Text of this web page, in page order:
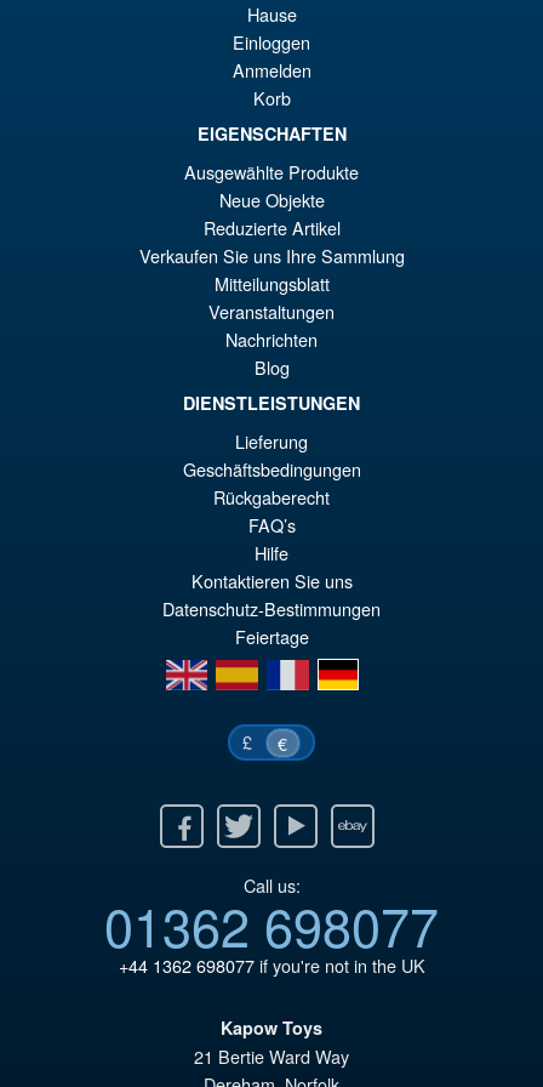
Bandai Spirits S.H.Figuarts
Dragon Ball Super: Broly -
Super- Action Figure
PRE ORDENA
S.H.MonsterArts Godzilla
Minus Zero (2026) Godzilla
PRE ORDENA
Hause
Einloggen
Anmelden
Korb
EIGENSCHAFTEN
Ausgewählte Produkte
Neue Objekte
Reduzierte Artikel
Verkaufen Sie uns Ihre Sammlung
Mitteilungsblatt
Veranstaltungen
Nachrichten
Blog
DIENSTLEISTUNGEN
Lieferung
Geschäftsbedingungen
Rückgaberecht
FAQ’s
Hilfe
Kontaktieren Sie uns
Datenschutz-Bestimmungen
Feiertage
en
es fr de
£ €
Twitter Youtube Ebay
Call us:
01362 698077
+44 1362 698077if you're not in the UK
Kapow Toys
21 Bertie Ward Way